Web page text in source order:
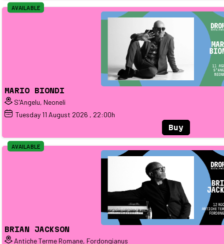
MARIO BIONDI
S'Angelu, Neoneli
Tuesday 11 August 2026 , 22:00h
AVAILABLE
Buy
BRIAN JACKSON
Antiche Terme Romane, Fordongianus
AVAILABLE